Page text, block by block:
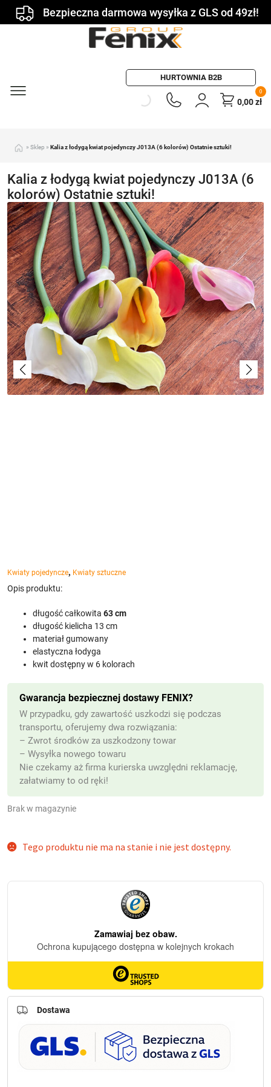
Bezpieczna darmowa wysyłka z GLS od 49zł!
HURTOWNIA B2B
0
0,00zł
» Sklep » Kalia z łodygą kwiat pojedynczy J013A (6 kolorów) Ostatnie sztuki!
Kalia z łodygą kwiat pojedynczy J013A (6
kolorów) Ostatnie sztuki!
Kwiaty pojedyncze, Kwiaty sztuczne
Opis produktu:
długość całkowita 63 cm
długość kielicha 13 cm
materiał gumowany
elastyczna łodyga
kwit dostępny w 6 kolorach
Brak w magazynie
Gwarancja bezpiecznej dostawy FENIX?
W przypadku, gdy zawartość uszkodzi się podczas
transportu, oferujemy dwa rozwiązania:
– Zwrot środków za uszkodzony towar
– Wysyłka nowego towaru
Nie czekamy aż firma kurierska uwzględni reklamację,
załatwiamy to od ręki!
Dostawa
Tego produktu nie ma na stanie i nie jest dostępny.